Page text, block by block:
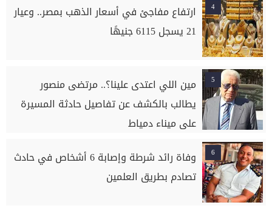
4
ارتفاع مفاجئ في أسعار الذهب بمصر.. وعيار
21 يسجل 6115 جنيهًا
5
مين اللي اعتدى علينا؟.. مرتضى منصور
يطالب بالكشف عن تفاصيل حادثة المسيرة
على ميناء دمياط
6
وفاة رائد شرطة وإصابة 6 أشخاص في حادث
تصادم بطريق العلمين